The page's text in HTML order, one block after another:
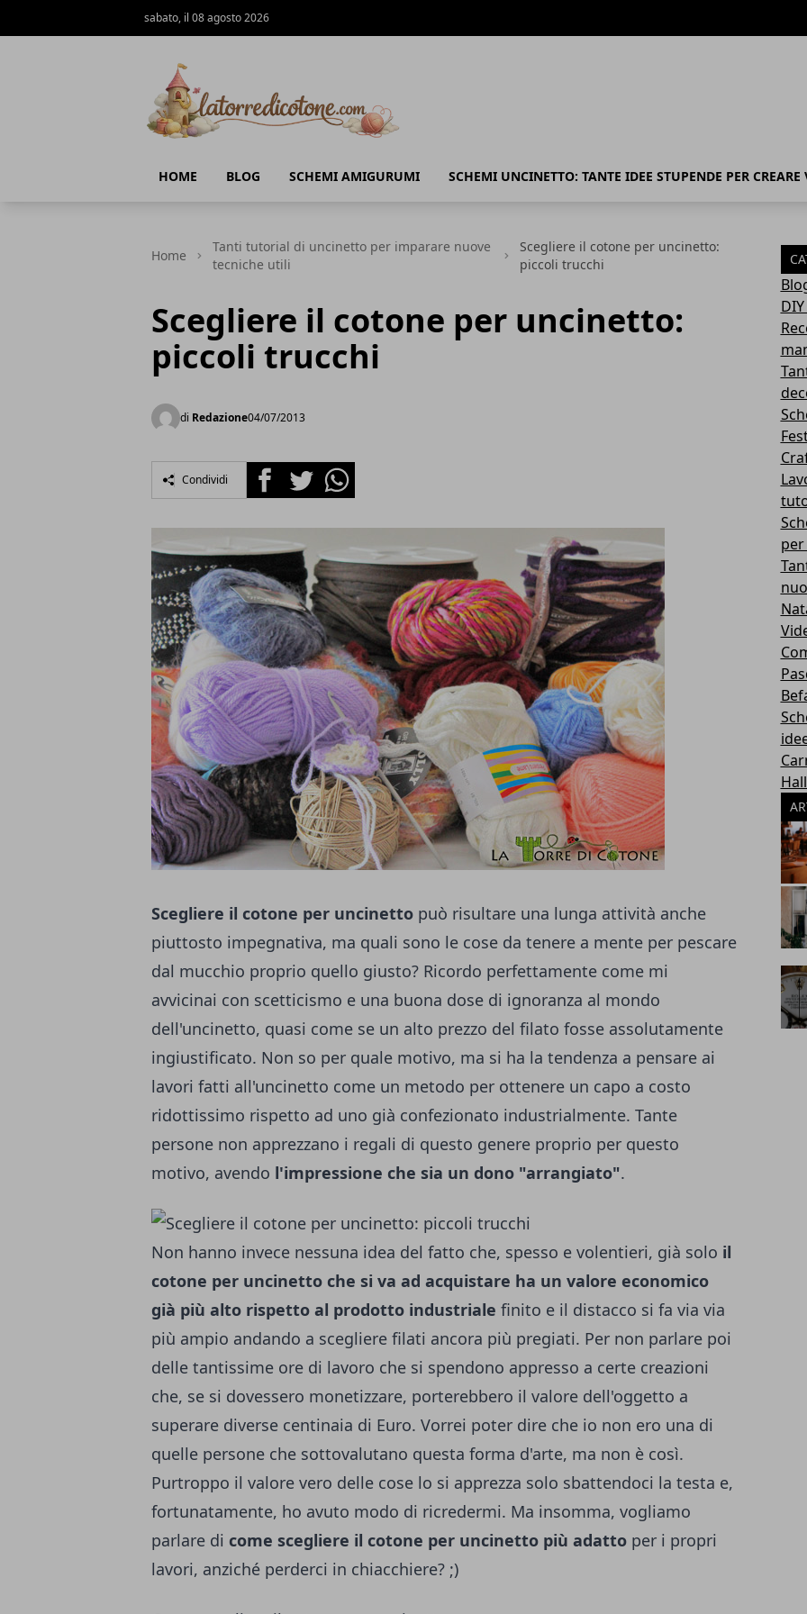
sabato, il 08 agosto 2026
HOME BLOG SCHEMI AMIGURUMI SCHEMI UNCINETTO: TANTE IDEE STUPENDE PER
Home
Tanti tutorial di uncinetto per imparare nuove
tecniche utili
Scegliere il cotone per uncinetto:
piccoli trucchi
Scegliere il cotone per uncinetto:
piccoli trucchi
di Redazione04/07/2013
Condividi FacebookTwitterWhatsapp
Scegliere il cotone per uncinetto può risultare una lunga attività anche
piuttosto impegnativa, ma quali sono le cose da tenere a mente per pescare
dal mucchio proprio quello giusto? Ricordo perfettamente come mi
avvicinai con scetticismo e una buona dose di ignoranza al mondo
dell'uncinetto, quasi come se un alto prezzo del filato fosse assolutamente
ingiustificato. Non so per quale motivo, ma si ha la tendenza a pensare ai
lavori fatti all'uncinetto come un metodo per ottenere un capo a costo
ridottissimo rispetto ad uno già confezionato industrialmente. Tante
persone non apprezzano i regali di questo genere proprio per questo
motivo, avendo l'impressione che sia un dono "arrangiato".
Non hanno invece nessuna idea del fatto che, spesso e volentieri, già solo il
cotone per uncinetto che si va ad acquistare ha un valore economico
già più alto rispetto al prodotto industriale finito e il distacco si fa via via
più ampio andando a scegliere filati ancora più pregiati. Per non parlare poi
delle tantissime ore di lavoro che si spendono appresso a certe creazioni
che, se si dovessero monetizzare, porterebbero il valore dell'oggetto a
superare diverse centinaia di Euro. Vorrei poter dire che io non ero una di
quelle persone che sottovalutano questa forma d'arte, ma non è così.
Purtroppo il valore vero delle cose lo si apprezza solo sbattendoci la testa e,
fortunatamente, ho avuto modo di ricredermi. Ma insomma, vogliamo
parlare di come scegliere il cotone per uncinetto più adatto per i propri
lavori, anziché perderci in chiacchiere? ;)